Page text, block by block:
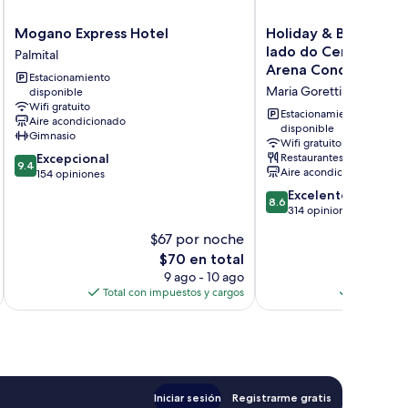
Mogano
Express
Hotel
Palmital
Mogano Express Hotel
Palmital
Estacionamiento
disponible
Wifi gratuito
Aire acondicionado
Gimnasio
9.4
de
9.4 Excepcional
154 opiniones
$67 por noche
El
precio
actual
es
$70 en total
9 ago - 10 ago
Total con impuestos y cargos
Holiday
&
Business
Hotel
-
Ao
lado
do
Centro
de
Eventos
e
Holiday & Business
lado do Centro de
Arena Conda
Maria Goretti
Estacionamiento
disponible
Wifi gratuito
Restaurantes
Aire acondicionado
8.6
de
8.6 Excelente
314 opiniones
Iniciar sesión Registrarme gratis